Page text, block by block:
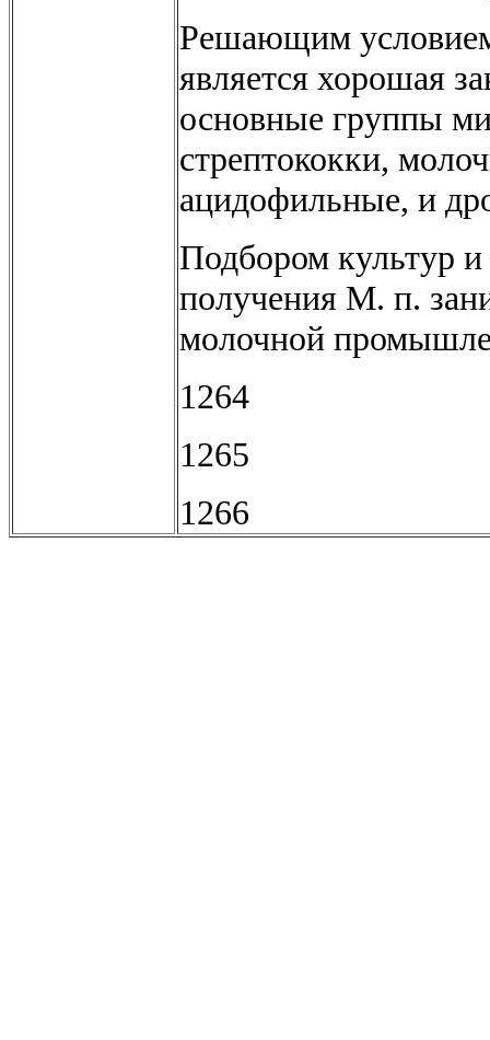
Решающим
является хорошая
основные группы
стрептококки,
ацидофильные, и
Подбором культур и
получения М. п.
молочной
1264
1265
1266